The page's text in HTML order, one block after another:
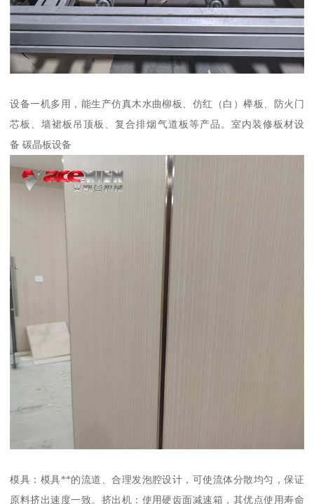
设备一机多用，能生产仿真木水曲柳板、仿红（白）榉板、防火门
芯板、墙裙板吊顶板、复合排烟气道板等产品。室内装修板材设
备 碳晶板设备
模具：模具**的流道、合理发泡腔设计，可使流体分散均匀，保证
原料挤出速度一致。挤出机：使用硬齿面减速箱，其优点使用寿命